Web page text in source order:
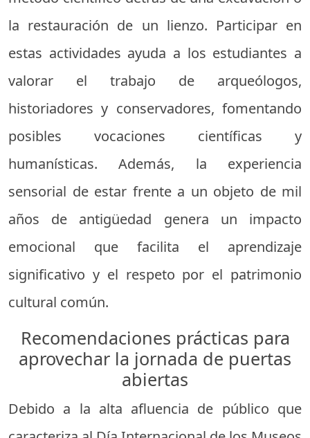
la restauración de un lienzo. Participar en
estas actividades ayuda a los estudiantes a
valorar el trabajo de arqueólogos,
historiadores y conservadores, fomentando
posibles vocaciones científicas y
humanísticas. Además, la experiencia
sensorial de estar frente a un objeto de mil
años de antigüedad genera un impacto
emocional que facilita el aprendizaje
significativo y el respeto por el patrimonio
cultural común.
Recomendaciones prácticas para
aprovechar la jornada de puertas
abiertas
Debido a la alta afluencia de público que